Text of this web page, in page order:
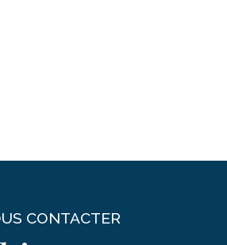
CONTACTER